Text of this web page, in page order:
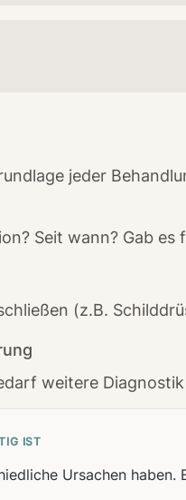
jeder
Seit wann? Gab es
(z.B.
weitere
IST
Ursachen